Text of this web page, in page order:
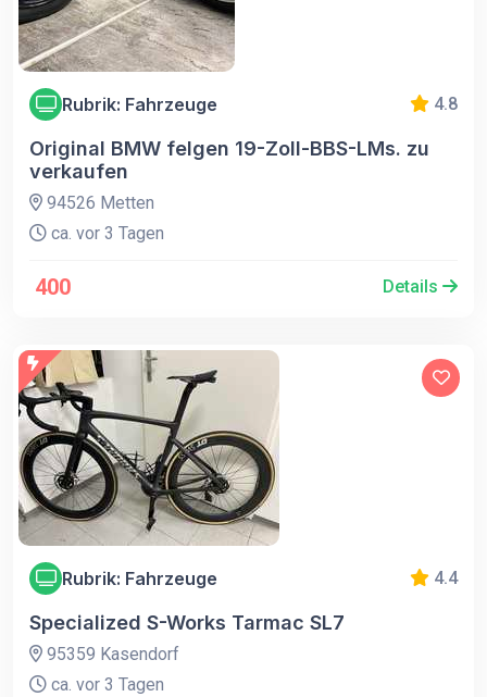
Rubrik: Fahrzeuge 4.8
Original BMW felgen 19-Zoll-BBS-LMs. zu
verkaufen
94526 Metten
ca. vor 3 Tagen
400 Details
Rubrik: Fahrzeuge 4.4
Specialized S-Works Tarmac SL7
95359 Kasendorf
ca. vor 3 Tagen